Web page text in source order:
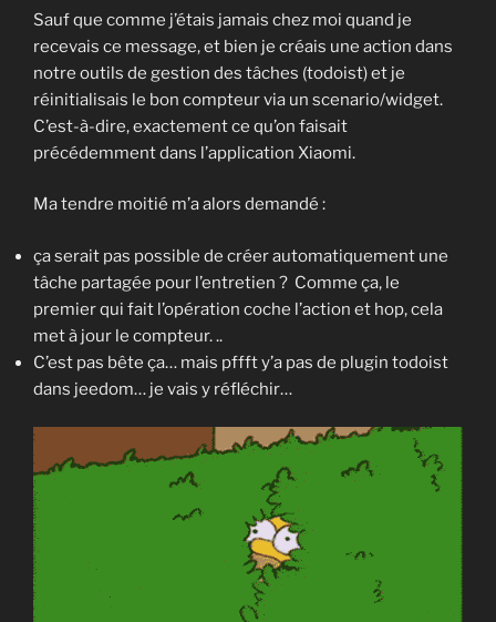
Sauf que comme j’étais jamais chez moi quand je
recevais ce message, et bien je créais une action dans
notre outils de gestion des tâches (todoist) et je
réinitialisais le bon compteur via un scenario/widget.
C’est-à-dire, exactement ce qu’on faisait
précédemment dans l’application Xiaomi.
Ma tendre moitié m’a alors demandé :
ça serait pas possible de créer automatiquement une
tâche partagée pour l’entretien ? Comme ça, le
premier qui fait l’opération coche l’action et hop, cela
met à jour le compteur. ..
C’est pas bête ça… mais pffft y’a pas de plugin todoist
dans jeedom… je vais y réfléchir…